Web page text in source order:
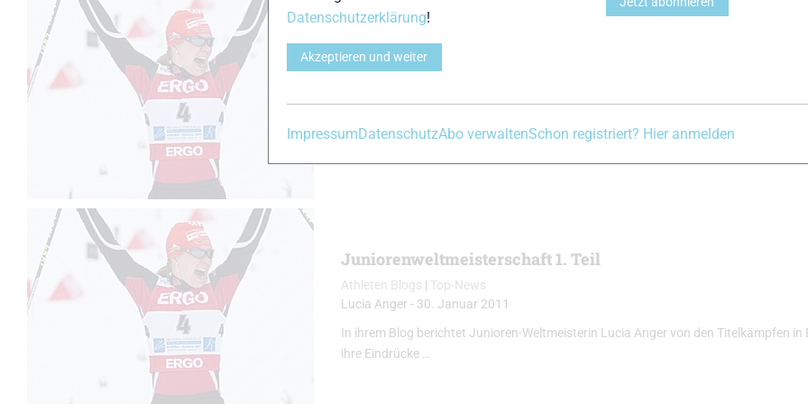
Juniorenweltmeisterschaft 2. Teil
Athleten Blogs|Skilanglauf
sie die Rennen in Estland erlebt hat, lest ihr hier …
Juniorenweltmeisterschaft 1. Teil
Athleten Blogs | Top-News
Lucia Anger - 30. Januar 2011
In ihrem Blog berichtet Junioren-Weltmeisterin Lucia Anger von den Titelkämpfen
ihre Eindrücke …
Datenschutzerklärung!
Akzeptieren und weiter
ImpressumDatenschutzAbo verwaltenSchon registriert? Hier anmelden